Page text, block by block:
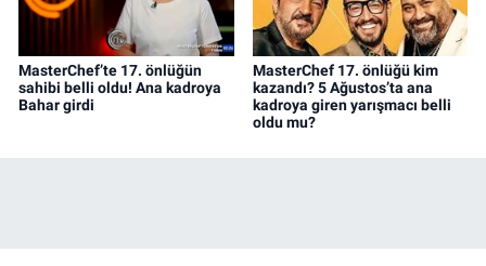
MasterChef’te 17. önlüğün
sahibi belli oldu! Ana kadroya
Bahar girdi
MasterChef 17. önlüğü kim
kazandı? 5 Ağustos’ta ana
kadroya giren yarışmacı belli
oldu mu?